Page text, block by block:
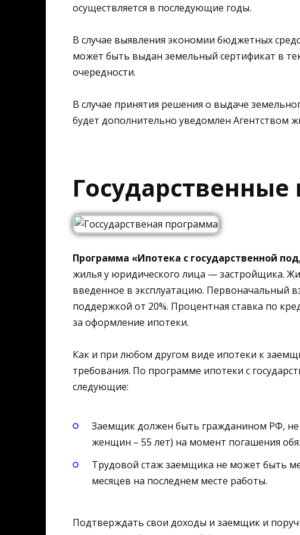
осуществляется в последующие годы.
В случае выявления экономии бюджетных
может быть выдан земельный сертификат в
очередности.
В случае принятия решения о выдаче
будет дополнительно уведомлен Агентством
Программа «Ипотека с государственной
жилья у юридического лица — застройщика.
введенное в эксплуатацию. Первоначальный
поддержкой от 20%. Процентная ставка по
за оформление ипотеки.
Как и при любом другом виде ипотеки к
требования. По программе ипотеки с
следующие:
Заемщик должен быть гражданином РФ, не
женщин – 55 лет) на момент погашения
Трудовой стаж заемщика не может быть
месяцев на последнем месте работы.
Подтверждать свои доходы и заемщик и